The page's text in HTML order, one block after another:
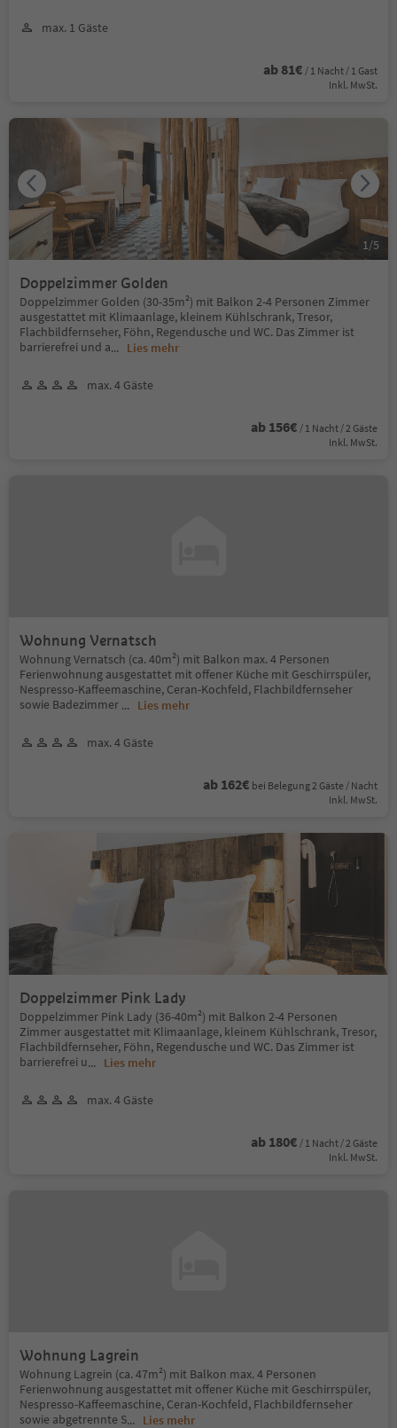
max. 1 Gäste
ab 81€ / 1 Nacht / 1 Gast
Inkl. MwSt.
Doppelzimmer Golden
Doppelzimmer Golden (30-35m²) mit Balkon 2-4 Personen Zimmer
ausgestattet mit Klimaanlage, kleinem Kühlschrank, Tresor,
Flachbildfernseher, Föhn, Regendusche und WC. Das Zimmer ist
barrierefrei und a... Lies mehr
max. 4 Gäste
ab 156€ / 1 Nacht / 2 Gäste
Inkl. MwSt.
1 /5
Wohnung Vernatsch
Wohnung Vernatsch (ca. 40m²) mit Balkon max. 4 Personen
Ferienwohnung ausgestattet mit offener Küche mit Geschirrspüler,
Nespresso-Kaffeemaschine, Ceran-Kochfeld, Flachbildfernseher
sowie Badezimmer ... Lies mehr
max. 4 Gäste
ab 162€ bei Belegung 2 Gäste / Nacht
Inkl. MwSt.
Doppelzimmer Pink Lady
Doppelzimmer Pink Lady (36-40m²) mit Balkon 2-4 Personen
Zimmer ausgestattet mit Klimaanlage, kleinem Kühlschrank, Tresor,
Flachbildfernseher, Föhn, Regendusche und WC. Das Zimmer ist
barrierefrei u... Lies mehr
max. 4 Gäste
ab 180€ / 1 Nacht / 2 Gäste
Inkl. MwSt.
Wohnung Lagrein
Wohnung Lagrein (ca. 47m²) mit Balkon max. 4 Personen
Ferienwohnung ausgestattet mit offener Küche mit Geschirrspüler,
Nespresso-Kaffeemaschine, Ceran-Kochfeld, Flachbildfernseher
sowie abgetrennte S... Lies mehr